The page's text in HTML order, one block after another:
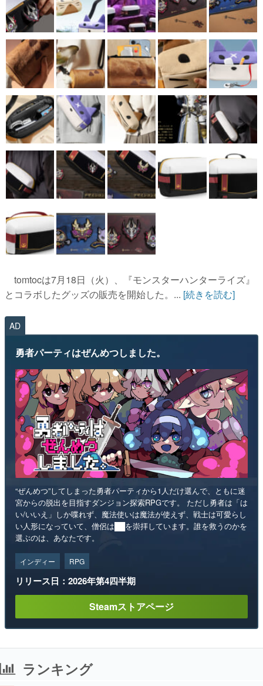
tomtocは7月18日（火）、『モンスターハンターライズ』
とコラボしたグッズの販売を開始した。... [続きを読む]
AD
勇者パーティはぜんめつしました。
“ぜんめつ”してしまった勇者パーティから1人だけ選んで、ともに迷
宮からの脱出を目指すダンジョン探索RPGです。 ただし勇者は「は
い/いいえ」しか喋れず、魔法使いは魔法が使えず、戦士は可愛らし
い人形になっていて、僧侶は██を崇拝しています。誰を救うのかを
選ぶのは、あなたです。
インディー RPG
リリース日：2026年第4四半期
Steamストアページ
ランキング